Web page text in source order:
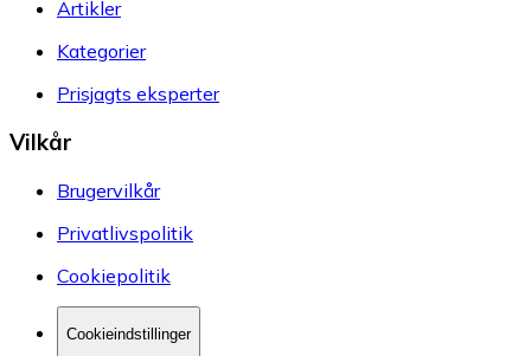
Artikler
Kategorier
Prisjagts eksperter
Vilkår
Brugervilkår
Privatlivspolitik
Cookiepolitik
Cookieindstillinger